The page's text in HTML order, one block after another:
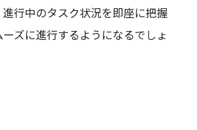
行中のタスク状況を即座に把握
ズに進行するようになるでしょ